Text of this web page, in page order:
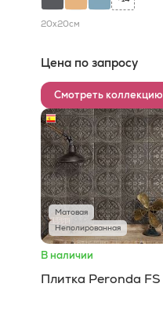
20x20см
Цена по запросу
Смотреть коллекцию
Матовая
Неполированная
В наличии
Плитка Peronda FS